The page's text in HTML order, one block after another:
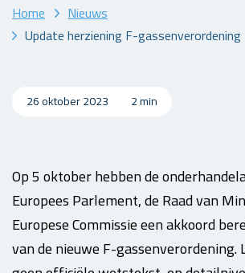
Home
Nieuws
Update herziening F-gassenverordening
26 oktober 2023 2 min
Op 5 oktober hebben de
Europees Parlement, de Raad van
Europese Commissie een akkoord
van de nieuwe F-gassenverordening.